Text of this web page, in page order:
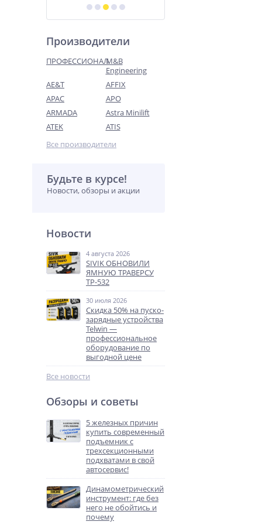
Производители
ПРОФЕССИОНАЛM&B
Engineering
AE&T
AFFIX
APAC
APO
ARMADA
Astra Minilift
ATEK
ATIS
Все производители
Будьте в курсе!
Новости, обзоры и акции
Новости
4 августа 2026
SIVIK ОБНОВИЛИ
ЯМНУЮ ТРАВЕРСУ
ТР-532
30 июля 2026
Скидка 50% на пуско-
зарядные устройства
Telwin —
профессиональное
оборудование по
выгодной цене
Все новости
Обзоры и советы
5 железных причин
купить современный
подъемник с
трехсекционными
подхватами в свой
автосервис!
Динамометрический
инструмент: где без
него не обойтись и
почему